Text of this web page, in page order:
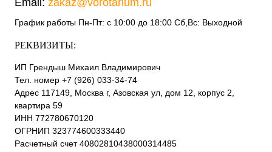
Email: zakaz@vorotarium.ru
График работы Пн-Пт: с 10:00 до 18:00 Сб,Вс: Выходной
РЕКВИЗИТЫ:
ИП Грендыш Михаил Владимирович
Тел. номер +7 (926) 033-34-74
Адрес 117149, Москва г, Азовская ул, дом 12, корпус 2,
квартира 59
ИНН 772780670120
ОГРНИП 323774600333440
Расчетный счет 40802810438000314485